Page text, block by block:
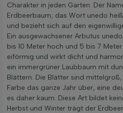
Charakter in jeden Garten. Der
Erdbeerbaum; das Wort unedo
und bezieht sich auf den
Ein ausgewachsener Arbutus
bis 10 Meter hoch und 5 bis 7
eiförmig und wirkt dicht und
ein immergrüner Laubbaum mit
Blättern. Die Blätter sind
Farbe das ganze Jahr über, eine
es daher kaum. Diese Art bildet
Herbst und Winter trägt der